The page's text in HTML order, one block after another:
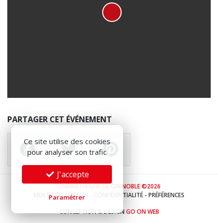
PARTAGER CET ÉVÉNEMENT
CINÉMATHÈQUE DE GRENOBLE ©2026
MENTIONS LÉGALES
CONFIDENTIALITÉ - PRÉFÉRENCES
CONCEPTION & DESIGN GO ON WEB
Ce site utilise des cookies
pour analyser son trafic
J'accepte
Paramétrer